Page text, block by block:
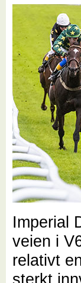
Imperial
veien i
relativt
sterkt